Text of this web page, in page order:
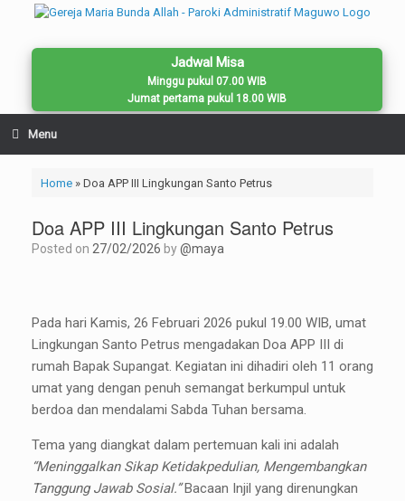
Jadwal Misa
Minggu pukul 07.00 WIB
Jumat pertama pukul 18.00 WIB
Menu
Home» Doa APP III Lingkungan Santo Petrus
Doa APP III Lingkungan Santo Petrus
Posted on 27/02/2026 by@maya
Pada hari Kamis, 26 Februari 2026 pukul 19.00 WIB, umat
Lingkungan Santo Petrus mengadakan Doa APP III di
rumah Bapak Supangat. Kegiatan ini dihadiri oleh 11 orang
umat yang dengan penuh semangat berkumpul untuk
berdoa dan mendalami Sabda Tuhan bersama.
Tema yang diangkat dalam pertemuan kali ini adalah
“Meninggalkan Sikap Ketidakpedulian, Mengembangkan
Tanggung Jawab Sosial.”Bacaan Injil yang direnungkan